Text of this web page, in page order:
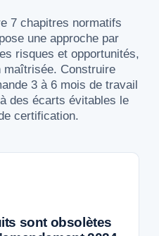
7 chapitres normatifs
une approche par
risques et opportunités,
maîtrisée. Construire
3 à 6 mois de travail
des écarts évitables le
certification.
sont obsolètes